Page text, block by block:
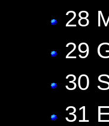
28
29
30
31